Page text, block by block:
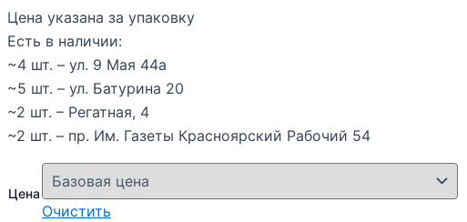
Цена указана за упаковку
Есть в наличии:
~4 шт. – ул. 9 Мая 44а
~5 шт. – ул. Батурина 20
~2 шт. – Регатная, 4
~2 шт. – пр. Им. Газеты Красноярский Рабочий 54
Цена
Очистить